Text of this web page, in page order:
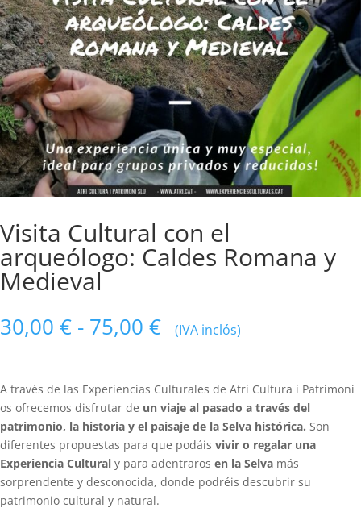
Visita Cultural con el
arqueólogo: Caldes Romana y
Medieval
30,00 € - 75,00 €Rango
de
desde
30,00 €
hasta
75,00 €
(IVA inclós)
A través de las Experiencias Culturales de Atri Cultura i Patrimoni
os ofrecemos disfrutar de un viaje al pasado a través del
patrimonio, la historia y el paisaje de la Selva histórica. Son
diferentes propuestas para que podáis vivir o regalar una
Experiencia Cultural y para adentraros en la Selva más
sorprendente y desconocida, donde podréis descubrir su
patrimonio cultural y natural.